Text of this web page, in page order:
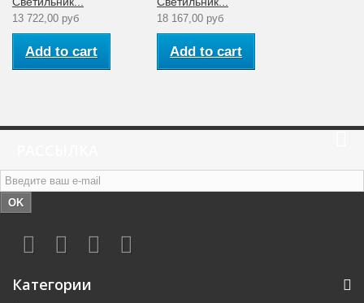
13 722,00 руб
Add to cart
18 167,00 руб
Add to cart
OK
Категории